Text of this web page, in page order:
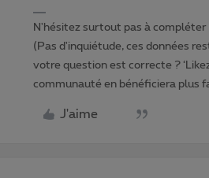
N'hésitez surtout pas à
(Pas d'inquiétude, ces données
votre question est correcte ?
communauté en bénéficiera plus
J'aime